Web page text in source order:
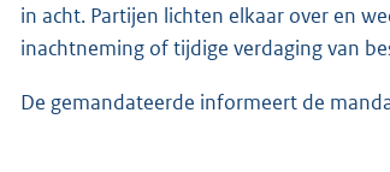
in acht. Partijen lichten elkaar over en
inachtneming of tijdige verdaging van
De gemandateerde informeert de